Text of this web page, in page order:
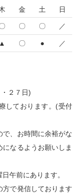
金 土 日
〇 〇 ／
▲ 〇 ● ／
・２７日)
しております。(受付
、お時間に余裕がな
なるようお願いしま
午前にあります。
方で発信しております